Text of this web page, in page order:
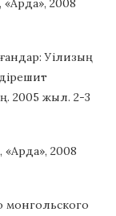
2008
Уілизың
2005 жыл. 2-3
2008
монгольского